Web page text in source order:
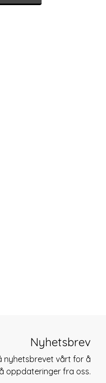
Nyhetsbrev
nyhetsbrevet vårt for å
oppdateringer fra oss.